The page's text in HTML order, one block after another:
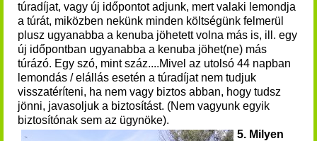
túradíjat, vagy új időpontot adjunk, mert valaki lemondja
a túrát, miközben nekünk minden költségünk felmerül
plusz ugyanabba a kenuba jöhetett volna más is, ill. egy
új időpontban ugyanabba a kenuba jöhet(ne) más
túrázó. Egy szó, mint száz....Mivel az utolsó 44 napban
lemondás / elállás esetén a túradíjat nem tudjuk
visszatéríteni, ha nem vagy biztos abban, hogy tudsz
jönni, javasoljuk a biztosítást. (Nem vagyunk egyik
biztosítónak sem az ügynöke).
5. Milyen